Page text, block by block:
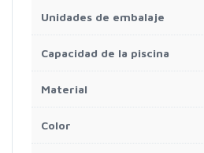
Unidades de embalaje
Capacidad de la piscina
Material
Color